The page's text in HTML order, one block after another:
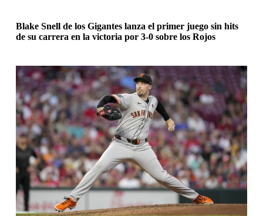
Blake Snell de los Gigantes lanza el primer juego sin hits
de su carrera en la victoria por 3-0 sobre los Rojos